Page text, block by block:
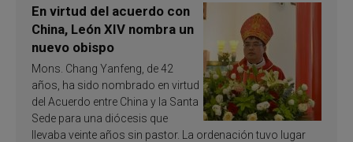
En virtud del acuerdo con
China, León XIV nombra un
nuevo obispo
Mons. Chang Yanfeng, de 42
años, ha sido nombrado en virtud
del Acuerdo entre China y la Santa
Sede para una diócesis que
llevaba veinte años sin pastor. La ordenación tuvo lugar